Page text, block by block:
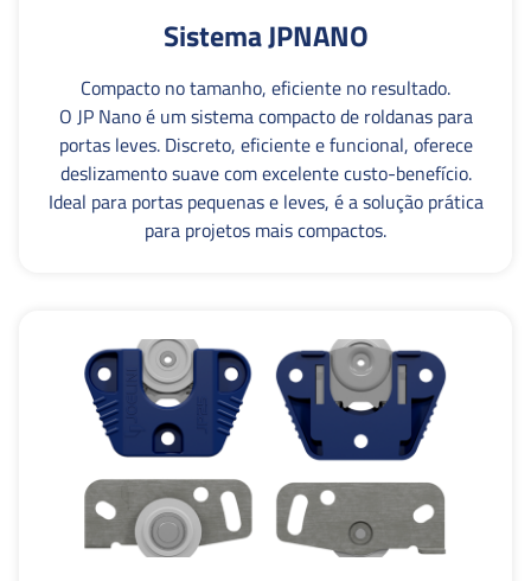
Sistema JPNANO
Compacto no tamanho, eficiente no resultado.
O JP Nano é um sistema compacto de roldanas para
portas leves. Discreto, eficiente e funcional, oferece
deslizamento suave com excelente custo-benefício.
Ideal para portas pequenas e leves, é a solução prática
para projetos mais compactos.